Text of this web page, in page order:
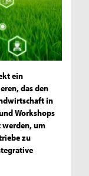
ein
das den
in
Workshops
um
zu